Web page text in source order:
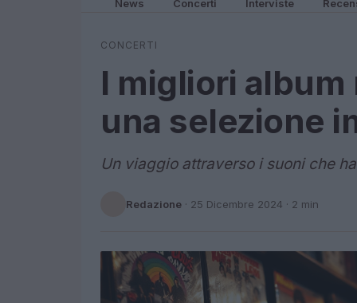
News Concerti Interviste
CONCERTI
I migliori
una selezione
Un viaggio attraverso i suoni che
Redazione · 25 Dicembre 2024 · 2 min